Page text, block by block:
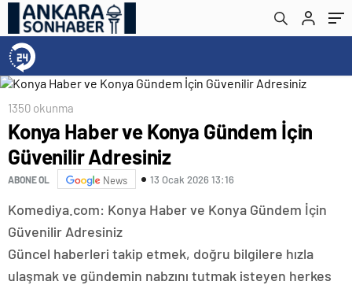
1350 okunma
Konya Haber ve Konya Gündem İçin
Güvenilir Adresiniz
ABONE OL News 13 Ocak 2026 13:16
Komediya.com: Konya Haber ve Konya Gündem İçin
Güvenilir Adresiniz
Güncel haberleri takip etmek, doğru bilgilere hızla
ulaşmak ve gündemin nabzını tutmak isteyen herkes